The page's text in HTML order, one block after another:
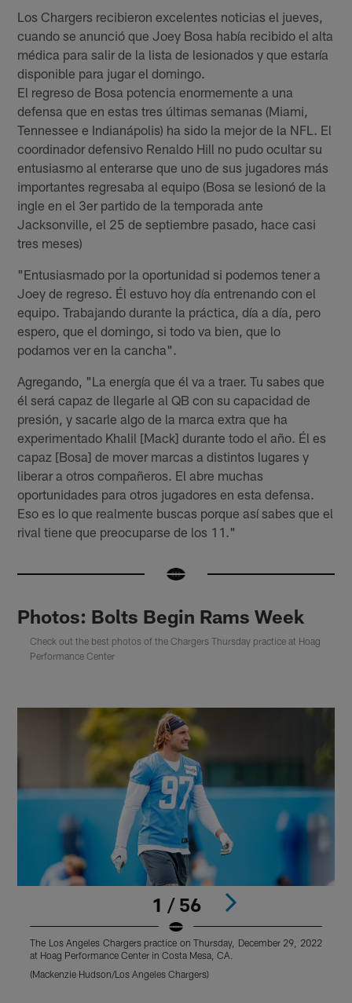
Los Chargers recibieron excelentes noticias el jueves,
cuando se anunció que Joey Bosa había recibido el alta
médica para salir de la lista de lesionados y que estaría
disponible para jugar el domingo.
El regreso de Bosa potencia enormemente a una
defensa que en estas tres últimas semanas (Miami,
Tennessee e Indianápolis) ha sido la mejor de la NFL. El
coordinador defensivo Renaldo Hill no pudo ocultar su
entusiasmo al enterarse que uno de sus jugadores más
importantes regresaba al equipo (Bosa se lesionó de la
ingle en el 3er partido de la temporada ante
Jacksonville, el 25 de septiembre pasado, hace casi
tres meses)
"Entusiasmado por la oportunidad si podemos tener a
Joey de regreso. Él estuvo hoy día entrenando con el
equipo. Trabajando durante la práctica, día a día, pero
espero, que el domingo, si todo va bien, que lo
podamos ver en la cancha".
Agregando, "La energía que él va a traer. Tu sabes que
él será capaz de llegarle al QB con su capacidad de
presión, y sacarle algo de la marca extra que ha
experimentado Khalil [Mack] durante todo el año. Él es
capaz [Bosa] de mover marcas a distintos lugares y
liberar a otros compañeros. El abre muchas
oportunidades para otros jugadores en esta defensa.
Eso es lo que realmente buscas porque así sabes que el
rival tiene que preocuparse de los 11."
Photos: Bolts Begin Rams Week
Check out the best photos of the Chargers Thursday practice at Hoag
Performance Center
1 / 56
The Los Angeles Chargers practice on Thursday, December 29, 2022
at Hoag Performance Center in Costa Mesa, CA.
(Mackenzie Hudson/Los Angeles Chargers)